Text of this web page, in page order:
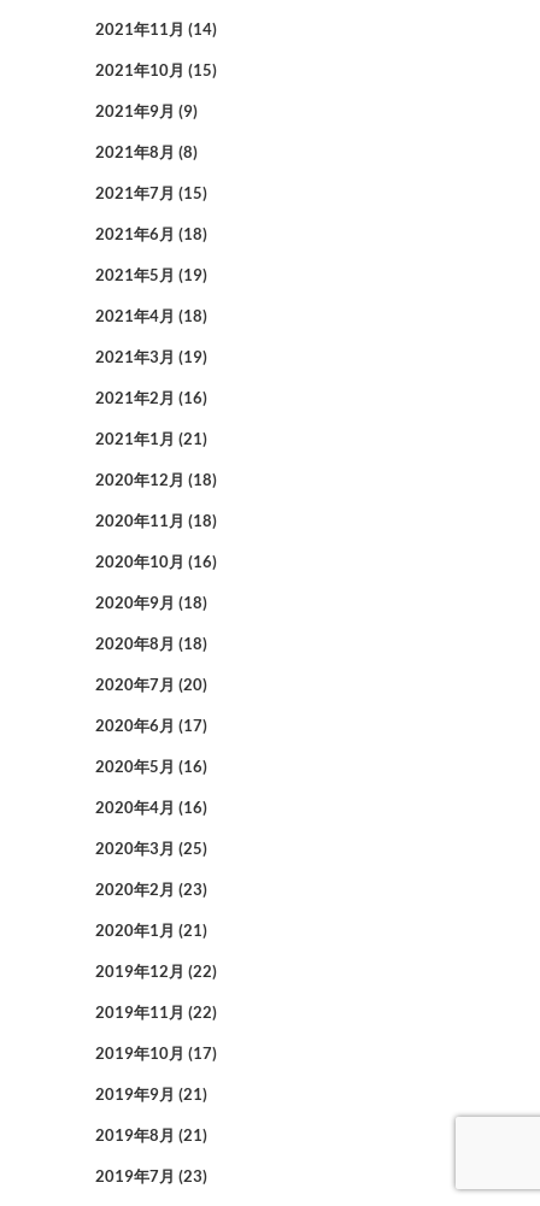
2021年11月 (14)
2021年10月 (15)
2021年9月 (9)
2021年8月 (8)
2021年7月 (15)
2021年6月 (18)
2021年5月 (19)
2021年4月 (18)
2021年3月 (19)
2021年2月 (16)
2021年1月 (21)
2020年12月 (18)
2020年11月 (18)
2020年10月 (16)
2020年9月 (18)
2020年8月 (18)
2020年7月 (20)
2020年6月 (17)
2020年5月 (16)
2020年4月 (16)
2020年3月 (25)
2020年2月 (23)
2020年1月 (21)
2019年12月 (22)
2019年11月 (22)
2019年10月 (17)
2019年9月 (21)
2019年8月 (21)
2019年7月 (23)